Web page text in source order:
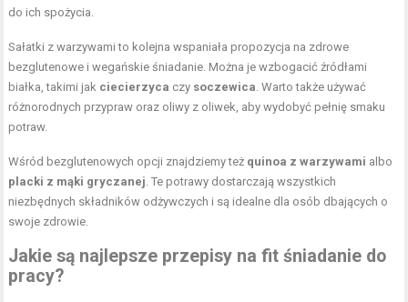
do ich spożycia.
Sałatki z warzywami to kolejna wspaniała propozycja na zdrowe
bezglutenowe i wegańskie śniadanie. Można je wzbogacić źródłami
białka, takimi jak ciecierzyca czy soczewica. Warto także używać
różnorodnych przypraw oraz oliwy z oliwek, aby wydobyć pełnię smaku
potraw.
Wśród bezglutenowych opcji znajdziemy też quinoa z warzywami albo
placki z mąki gryczanej. Te potrawy dostarczają wszystkich
niezbędnych składników odżywczych i są idealne dla osób dbających o
swoje zdrowie.
Jakie są najlepsze przepisy na fit śniadanie do
pracy?